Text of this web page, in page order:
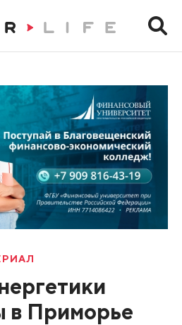
в Приморье